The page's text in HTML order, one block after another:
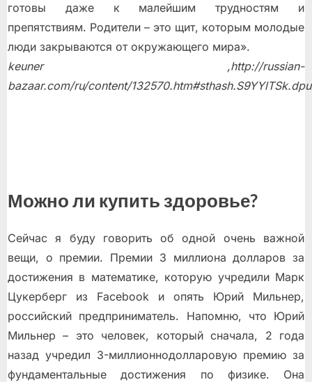
готовы даже к малейшим трудностям и
препятствиям. Родители – это щит, которым молодые
люди закрываются от окружающего мира».
keuner ,http://russian-
bazaar.com/ru/content/
Можно ли купить здоровье?
Сейчас я буду говорить об одной очень важной
вещи, о премии. Премии 3 миллиона долларов за
достижения в математике, которую учредили Марк
Цукерберг из Facebook и опять Юрий Мильнер,
российский предприниматель. Напомню, что Юрий
Мильнер – это человек, который сначала, 2 года
назад учредил 3-миллионнодолларовую премию за
фундаментальные достижения по физике. Она